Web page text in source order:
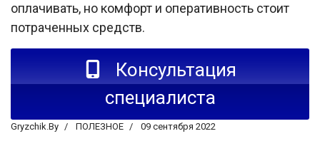
оплачивать, но комфорт и оперативность стоит
потраченных средств.
Консультация
специалиста
Gryzchik.By ПОЛЕЗНОЕ 09 сентября 2022